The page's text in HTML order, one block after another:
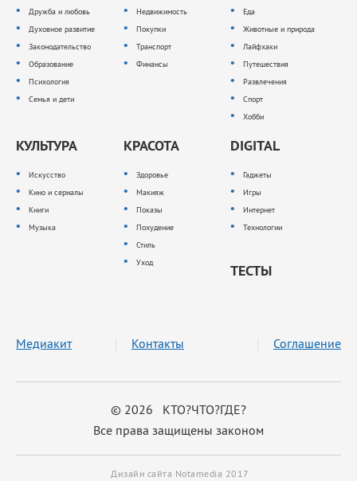
Дружба и любовь
Духовное развитие
Законодательство
Образование
Психология
Семья и дети
Недвижимость
Покупки
Транспорт
Финансы
Еда
Животные и природа
Лайфхаки
Путешествия
Развлечения
Спорт
Хобби
КУЛЬТУРА
Искусство
Кино и сериалы
Книги
Музыка
КРАСОТА
Здоровье
Макияж
Показы
Похудение
Стиль
Уход
DIGITAL
Гаджеты
Игры
Интернет
Технологии
ТЕСТЫ
© 2026 КТО?ЧТО?ГДЕ?
Все права защищены законом
Медиакит Контакты Соглашение
Дизайн сайта Notamedia 2017